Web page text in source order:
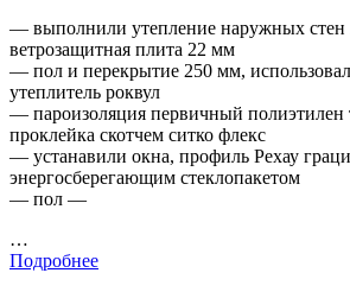
— выполнили утепление наружных
ветрозащитная плита 22 мм
— пол и перекрытие 250 мм,
утеплитель роквул
— пароизоляция первичный
проклейка скотчем ситко флекс
— устанавили окна, профиль Рехау
энергосберегающим стеклопакетом
— пол —
…
Подробнее